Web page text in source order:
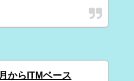
からITMベース